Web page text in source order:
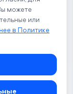
21А,
96;
центр
Все
можете
или
в Политике